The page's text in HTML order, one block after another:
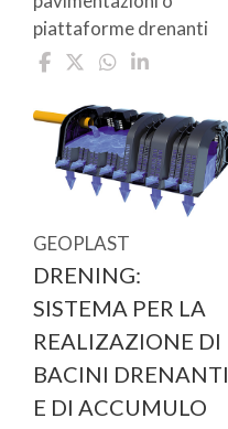
piattaforme drenanti
GEOPLAST
DRENING:
SISTEMA PER LA
REALIZAZIONE DI
BACINI DRENANTI
E DI ACCUMULO